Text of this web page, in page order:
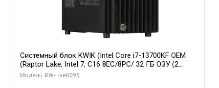
Системный блок KWIK (Intel Core i7-13700KF OEM
(Raptor Lake, Intel 7, C16 8EC/8PC/ 32 ГБ ОЗУ (2
модуля)/ Afox RTX4090 24GB GDDR6X 384-Bit 3xDP
Модель: KW-Live0095